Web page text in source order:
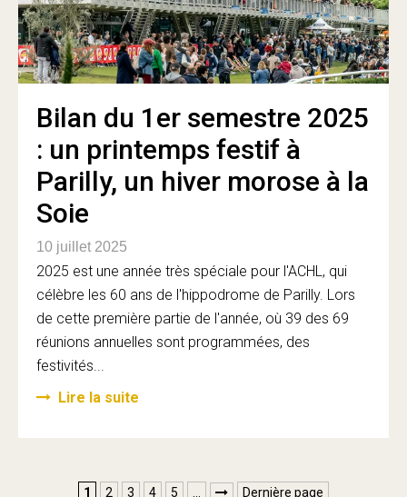
Bilan du 1er semestre 2025
: un printemps festif à
Parilly, un hiver morose à la
Soie
10 juillet 2025
2025 est une année très spéciale pour l'ACHL, qui
célèbre les 60 ans de l'hippodrome de Parilly. Lors
de cette première partie de l'année, où 39 des 69
réunions annuelles sont programmées, des
festivités...
Lire la suite
1 2 3 4 5  Dernière page